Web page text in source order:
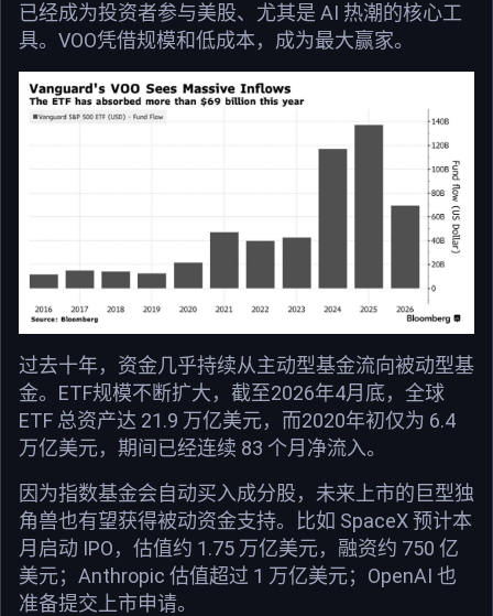
已经成为投资者参与美股、尤其是 AI 热潮的核心工
具。VOO凭借规模和低成本，成为最大赢家。
过去十年，资金几乎持续从主动型基金流向被动型基
金。ETF规模不断扩大，截至2026年4月底，全球
ETF 总资产达 21.9 万亿美元，而2020年初仅为 6.4
万亿美元，期间已经连续 83 个月净流入。
因为指数基金会自动买入成分股，未来上市的巨型独
角兽也有望获得被动资金支持。比如 SpaceX 预计本
月启动 IPO，估值约 1.75 万亿美元，融资约 750 亿
美元；Anthropic 估值超过 1 万亿美元；OpenAI 也
准备提交上市申请。